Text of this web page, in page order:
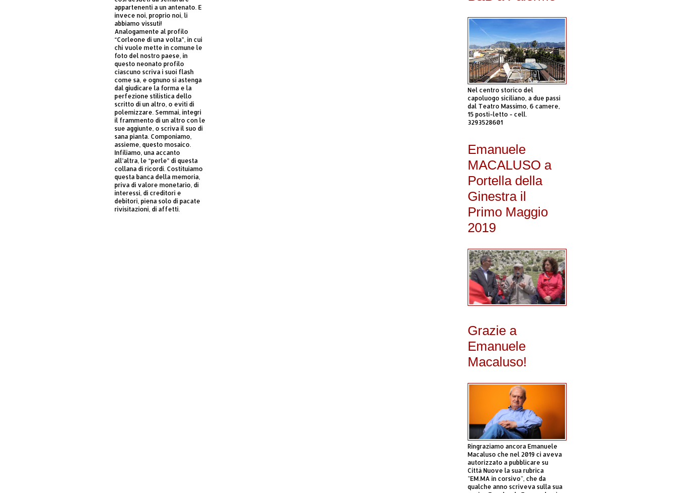
appartenenti a un antenato. E
invece noi, proprio noi, li
abbiamo vissuti!
Analogamente al profilo
“Corleone di una volta”, in cui
chi vuole mette in comune le
foto del nostro paese, in
questo neonato profilo
ciascuno scriva i suoi flash
come sa, e ognuno si astenga
dal giudicare la forma e la
perfezione stilistica dello
scritto di un altro, o eviti di
polemizzare. Semmai, integri
il frammento di un altro con le
sue aggiunte, o scriva il suo di
sana pianta. Componiamo,
assieme, questo mosaico.
Infiliamo, una accanto
all’altra, le “perle” di questa
collana di ricordi. Costituiamo
questa banca della memoria,
priva di valore monetario, di
interessi, di creditori e
debitori, piena solo di pacate
rivisitazioni, di affetti.
Nel centro storico del
capoluogo siciliano, a due passi
dal Teatro Massimo, 6 camere,
15 posti-letto - cell.
3293528601
Emanuele
MACALUSO a
Portella della
Ginestra il
Primo Maggio
2019
Grazie a
Emanuele
Macaluso!
Ringraziamo ancora Emanuele
Macaluso che nel 2019 ci aveva
autorizzato a pubblicare su
Città Nuove la sua rubrica
"EM.MA in corsivo", che da
qualche anno scriveva sulla sua